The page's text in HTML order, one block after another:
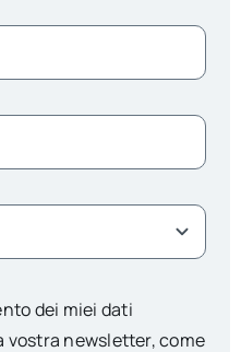
dei miei dati
vostra newsletter, come